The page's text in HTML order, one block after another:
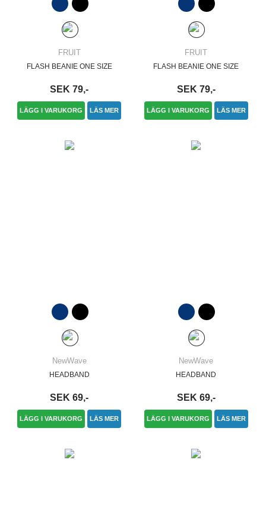
FRUIT
FLASH BEANIE ONE SIZE
SEK 79,-
LÄGG I VARUKORG LÄS MER
FRUIT
FLASH BEANIE ONE SIZE
SEK 79,-
LÄGG I VARUKORG LÄS MER
NewWave
HEADBAND
SEK 69,-
LÄGG I VARUKORG LÄS MER
NewWave
HEADBAND
SEK 69,-
LÄGG I VARUKORG LÄS MER